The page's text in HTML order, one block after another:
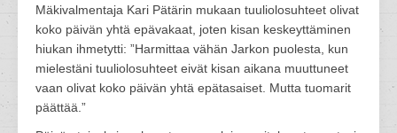
Mäkivalmentaja Kari Pätärin mukaan tuuliolosuhteet olivat
koko päivän yhtä epävakaat, joten kisan keskeyttäminen
hiukan ihmetytti: ”Harmittaa vähän Jarkon puolesta, kun
mielestäni tuuliolosuhteet eivät kisan aikana muuttuneet
vaan olivat koko päivän yhtä epätasaiset. Mutta tuomarit
päättää.”